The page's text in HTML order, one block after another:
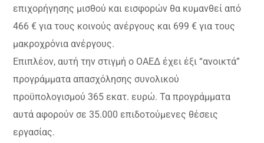
επιχορήγησης μισθού και εισφορών θα κυμανθεί από
466 € για τους κοινούς ανέργους και 699 € για τους
μακροχρόνια ανέργους.
Επιπλέον, αυτή την στιγμή ο ΟΑΕΔ έχει έξι “ανοικτά”
προγράμματα απασχόλησης συνολικού
προϋπολογισμού 365 εκατ. ευρώ. Τα προγράμματα
αυτά αφορούν σε 35.000 επιδοτούμενες θέσεις
εργασίας.